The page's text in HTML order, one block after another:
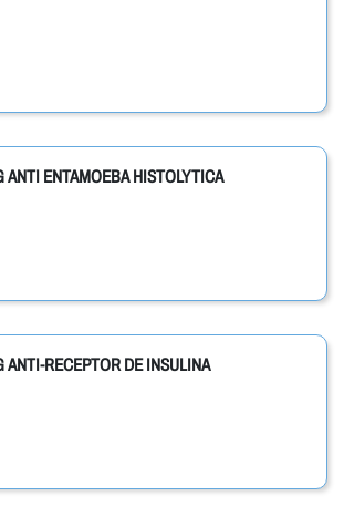
ANTI ENTAMOEBA HISTOLYTICA
ANTI-RECEPTOR DE INSULINA